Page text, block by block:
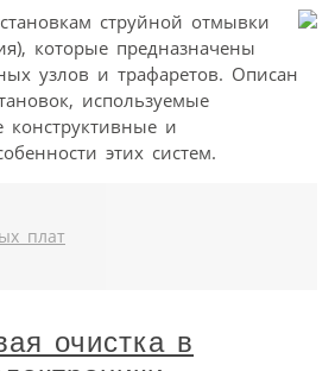
струйной отмывки
которые предназначены
узлов и трафаретов. Описан
используемые
конструктивные и
этих систем.
плат
очистка в